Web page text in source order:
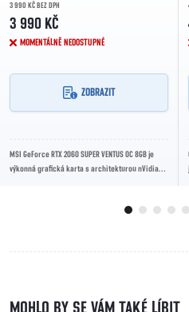
3 990 KČ BEZ DPH
3 990 KČ
MOMENTÁLNĚ NEDOSTUPNÉ
ZOBRAZIT
MSI GeForce RTX 2060 SUPER VENTUS OC 8GB je
výkonná grafická karta s architekturou nVidia